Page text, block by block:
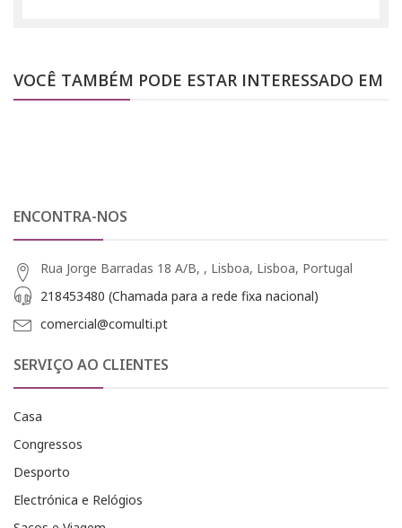
VOCÊ TAMBÉM PODE ESTAR INTERESSADO EM
ENCONTRA-NOS
Rua Jorge Barradas 18 A/B, , Lisboa, Lisboa, Portugal
218453480 (Chamada para a rede fixa nacional)
comercial@comulti.pt
SERVIÇO AO CLIENTES
Casa
Congressos
Desporto
Electrónica e Relógios